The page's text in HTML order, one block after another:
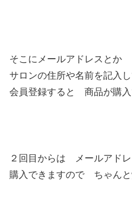
そこにメールアドレスとか
サロンの住所や名前を記入し
会員登録すると 商品が購入
２回目からは メールアド
購入できますので ちゃんと